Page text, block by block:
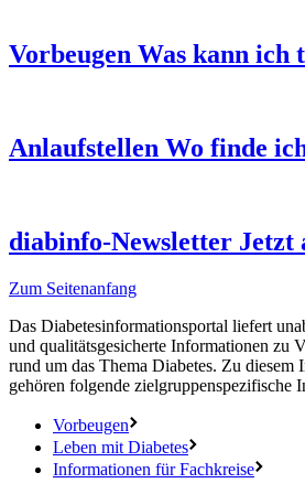
Vorbeugen Was kann ich
Anlaufstellen Wo finde
diabinfo-Newsletter Jetzt
Zum Seitenanfang
Das Diabetesinformationsportal liefert
und qualitätsgesicherte Informationen zu
rund um das Thema Diabetes. Zu diesem
gehören folgende zielgruppenspezifische
Vorbeugen
Leben mit Diabetes
Informationen für Fachkreise